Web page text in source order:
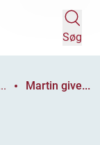
Søg
Martin give...